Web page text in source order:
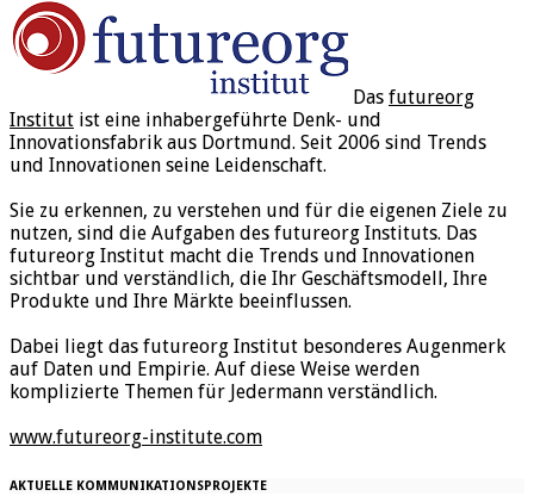
Das futureorg
Institut ist eine inhabergeführte Denk- und
Innovationsfabrik aus Dortmund. Seit 2006 sind Trends
und Innovationen seine Leidenschaft.
Sie zu erkennen, zu verstehen und für die eigenen Ziele zu
nutzen, sind die Aufgaben des futureorg Instituts. Das
futureorg Institut macht die Trends und Innovationen
sichtbar und verständlich, die Ihr Geschäftsmodell, Ihre
Produkte und Ihre Märkte beeinflussen.
Dabei liegt das futureorg Institut besonderes Augenmerk
auf Daten und Empirie. Auf diese Weise werden
komplizierte Themen für Jedermann verständlich.
www.futureorg-institute.com
AKTUELLE KOMMUNIKATIONSPROJEKTE